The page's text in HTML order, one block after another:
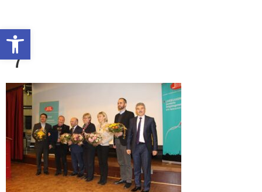
Werkzeugleiste öffnen
7